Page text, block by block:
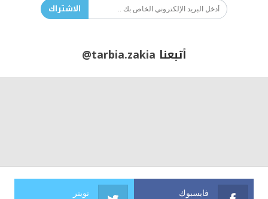
الاشتراك
أتبعنا @tarbia.zakia
فايسبوك تويتر